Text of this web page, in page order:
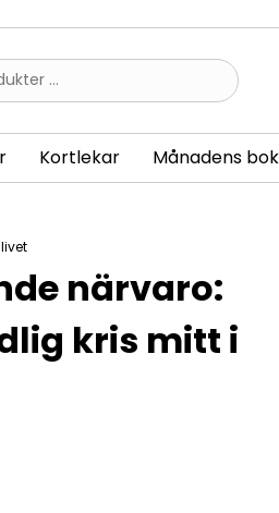
Kortlekar Månadens bok
närvaro:
kris mitt i